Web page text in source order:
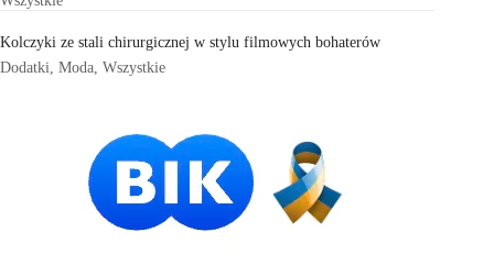
Kolczyki ze stali chirurgicznej w stylu filmowych bohaterów
Dodatki Moda Wszystkie